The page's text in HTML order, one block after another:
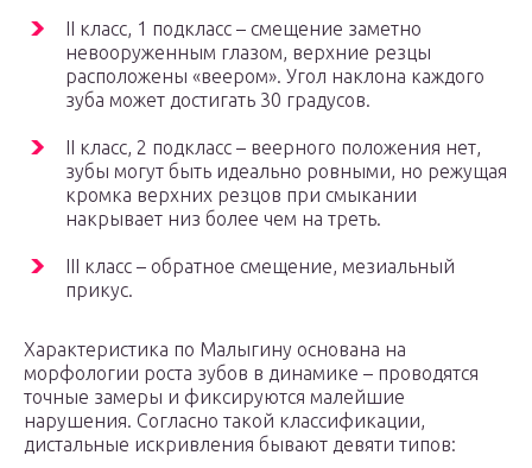
II класс, 1 подкласс – смещение заметно
невооруженным глазом, верхние резцы
расположены «веером». Угол наклона каждого
зуба может достигать 30 градусов.
II класс, 2 подкласс – веерного положения нет,
зубы могут быть идеально ровными, но режущая
кромка верхних резцов при смыкании
накрывает низ более чем на треть.
III класс – обратное смещение, мезиальный
прикус.
Характеристика по Малыгину основана на
морфологии роста зубов в динамике – проводятся
точные замеры и фиксируются малейшие
нарушения. Согласно такой классификации,
дистальные искривления бывают девяти типов: